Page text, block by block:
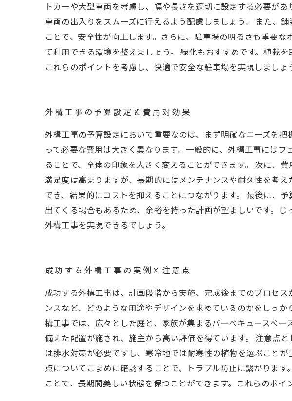
トカーや大型車両を考慮し、幅や長さを適切に設定する必要が
車両の出入りをスムーズに行えるよう配慮しましょう。 また、
ことで、安全性が向上します。さらに、駐車場の明るさも重要
て利用できる環境を整えましょう。 緑化もおすすめです。植栽
これらのポイントを考慮し、快適で安全な駐車場を実現しましょ
外構工事の予算設定と費用対効果
外構工事の予算設定において重要なのは、まず明確なニーズを
って必要な費用は大きく異なります。一般的に、外構工事には
ることで、全体の印象を大きく変えることができます。 次に、
満足度は高まりますが、長期的にはメンテナンスや耐久性を考
でき、結果的にコストを抑えることにつながります。 最後に、
出てくる場合もあるため、余裕を持った計画が望ましいです。
外構工事を実現できるでしょう。
成功する外構工事の実例と注意点
成功する外構工事は、計画段階から実施、完成後までのプロセ
ンスなど、どのような用途やデザインを求めているのかをしっ
構工事では、広々とした庭と、家族が集まるバーベキュースペ
備えた配置が施され、施主から高い評価を得ています。 注意点
は排水対策が必要ですし、寒冷地では耐寒性の植物を選ぶこと
点についてこまめに確認することで、トラブル防止に繋がりま
ことで、長期間美しい状態を保つことができます。これらのポ